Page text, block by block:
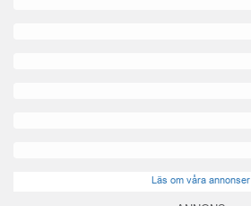
Läs om våra annonser